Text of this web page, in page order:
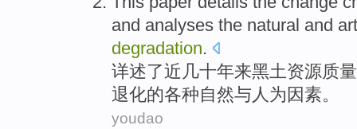
and analyses the natural and
degradation.
详述了近几十年来黑土资源质量
退化的各种自然与 人为 因素。
youdao